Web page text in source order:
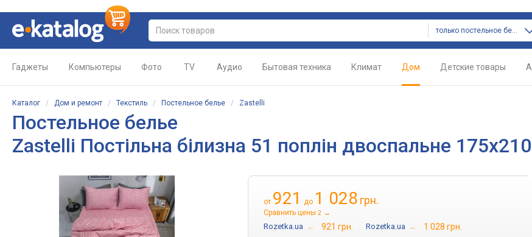
только постельное белье
Гаджеты Компьютеры Фото TV Аудио Бытовая техника Климат Дом Детские товары
Каталог / Дом и ремонт / Текстиль / Постельное белье / Zastelli
Постельное белье
Zastelli Постільна білизна 51 поплін двоспальне 175х210
от 921 до 1 028 грн.
Сравнить цены 2 →
Rozetka.ua → 921 грн. Rozetka.ua →
1 028 грн.